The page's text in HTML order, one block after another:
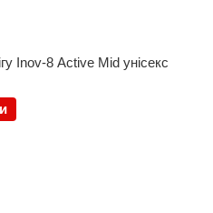
Inov-8 Active Mid унісекс